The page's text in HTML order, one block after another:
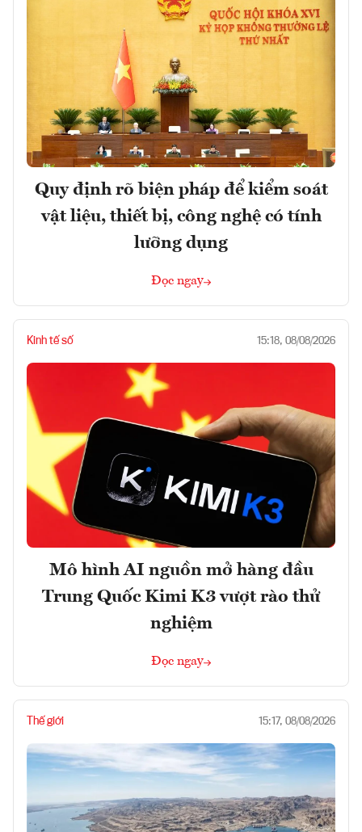
Quy định rõ biện pháp để kiểm soát
vật liệu, thiết bị, công nghệ có tính
lưỡng dụng
Đọc ngay
Kinh tế số 15:18, 08/08/2026
Mô hình AI nguồn mở hàng đầu
Trung Quốc Kimi K3 vượt rào thử
nghiệm
Đọc ngay
Thế giới 15:17, 08/08/2026